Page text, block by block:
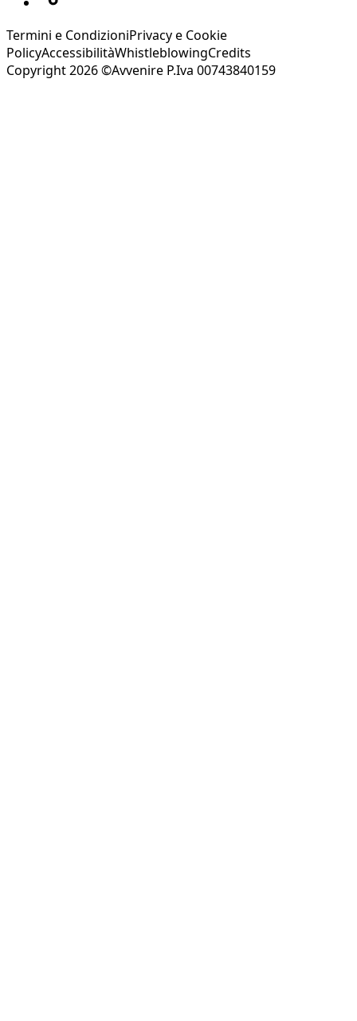
Termini e CondizioniPrivacy e Cookie
PolicyAccessibilitàWhistleblowingCredits
Copyright 2026 ©Avvenire P.Iva 00743840159